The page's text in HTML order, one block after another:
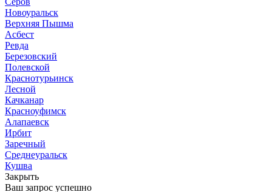
Новоуральск
Верхняя Пышма
Асбест
Ревда
Березовский
Полевской
Краснотурьинск
Лесной
Качканар
Красноуфимск
Алапаевск
Ирбит
Заречный
Среднеуральск
Кушва
Закрыть
Ваш запрос успешно